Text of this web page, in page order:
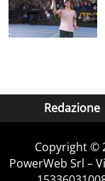
Redazione
Copyright ©
PowerWeb Srl –